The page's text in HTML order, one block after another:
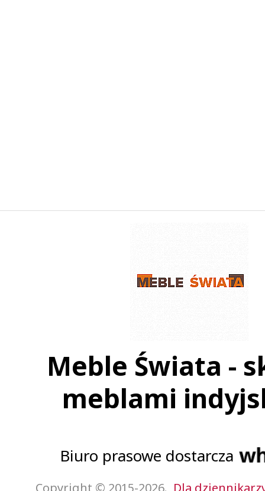
Meble Świata -
meblami
Biuro prasowe dostarcza
Copyright © 2015-2026. Dla